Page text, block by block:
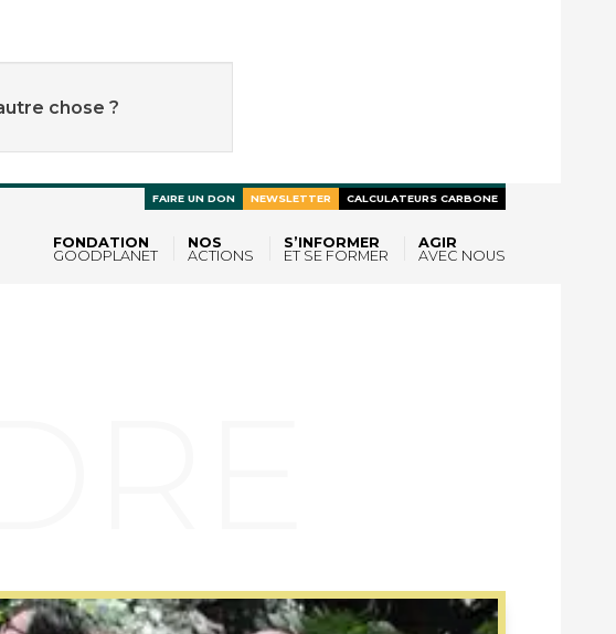
FONDATION
GOODPLANET
NOS
ACTIONS
S’INFORMER
ET SE FORMER
AGIR
AVEC NOUS
FAIRE UN DON NEWSLETTER CALCULATEURS CARBONE
chose ?